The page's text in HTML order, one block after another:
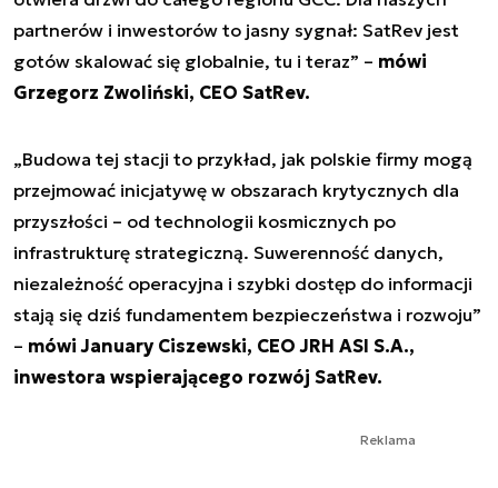
partnerów i inwestorów to jasny sygnał: SatRev jest
gotów skalować się globalnie, tu i teraz” – mówi
Grzegorz Zwoliński, CEO SatRev.
„Budowa tej stacji to przykład, jak polskie firmy mogą
przejmować inicjatywę w obszarach krytycznych dla
przyszłości – od technologii kosmicznych po
infrastrukturę strategiczną. Suwerenność danych,
niezależność operacyjna i szybki dostęp do informacji
stają się dziś fundamentem bezpieczeństwa i rozwoju”
– mówi January Ciszewski, CEO JRH ASI S.A.,
inwestora wspierającego rozwój SatRev.
Reklama